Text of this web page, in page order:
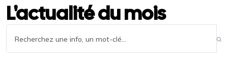
L'actualité du mois